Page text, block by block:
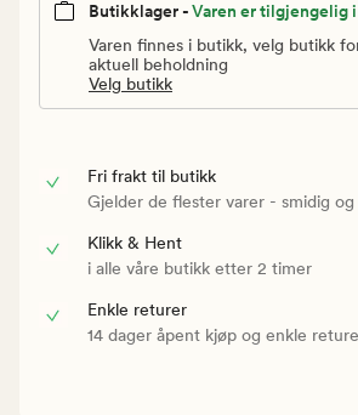
Butikklager -Varen er tilgjengelig
Varen finnes i butikk, velg butikk
aktuell beholdning
Velg butikk
Fri frakt til butikk
Gjelder de flester varer - smidig
Klikk & Hent
i alle våre butikk etter 2 timer
Enkle returer
14 dager åpent kjøp og enkle